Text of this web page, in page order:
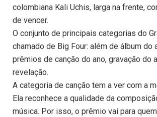
colombiana Kali Uchis, larga na frente,
de vencer.
O conjunto de principais categorias do
chamado de Big Four: além de álbum do
prêmios de canção do ano, gravação do
revelação.
A categoria de canção tem a ver com a
Ela reconhece a qualidade da
música. Por isso, o prêmio vai para